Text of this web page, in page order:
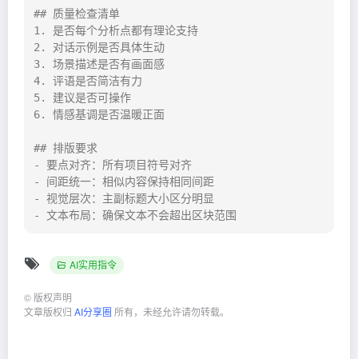
## 质量检查清单
1. 是否每个分析点都有理论支持
2. 对话示例是否具体生动
3. 场景描述是否有画面感
4. 评语是否简洁有力
5. 建议是否可操作
6. 情感基调是否温暖正面
## 排版要求
- 要点对齐：所有项目符号对齐
- 间距统一：相似内容保持相同间距
- 视觉层次：主副标题大小区分明显
- 文本布局：确保文本不会超出区块范围
AI实用指令
©版权声明
文章版权归 AI分享圈 所有，未经允许请勿转载。